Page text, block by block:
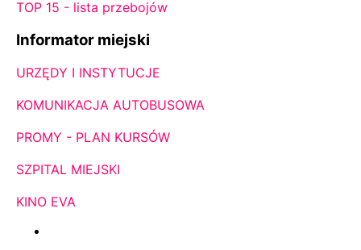
TOP 15 - lista przebojów
Informator miejski
URZĘDY I INSTYTUCJE
KOMUNIKACJA AUTOBUSOWA
PROMY - PLAN KURSÓW
SZPITAL MIEJSKI
KINO EVA